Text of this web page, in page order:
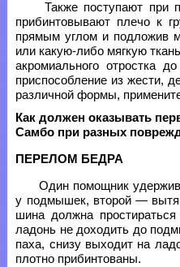
Также поступают при
прибинтовывают плечо к
прямым углом и подложив
или какую-либо мягкую
акромиального отростка
приспособление из жести,
различной формы,
Как должен оказывать
Самбо при разных
ПЕРЕЛОМ БЕДРА
Один помощник
у подмышек, второй —
шина должна
ладонь не доходить до
паха, снизу выходит на
плотно прибинтованы.